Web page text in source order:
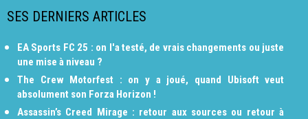
SES DERNIERS ARTICLES
EA Sports FC 25 : on l'a testé, de vrais changements ou juste
une mise à niveau ?
The Crew Motorfest : on y a joué, quand Ubisoft veut
absolument son Forza Horizon !
Assassin’s Creed Mirage : retour aux sources ou retour à